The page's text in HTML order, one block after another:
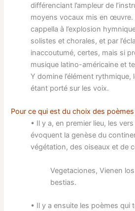
différenciant l’ampleur de
moyens vocaux mis en
cappella à l’explosion
solistes et chorales, et par
inaccoutumé, certes, mais si
musique latino-américaine et
Y domine l’élément
étant porté sur les voix.
Pour ce qui est du choix des
• Il y a, en premier lieu, les
évoquent la genèse du
végétation, des oiseaux et de
Vegetaciones, Vienen
bestias.
• Il y a ensuite les poèmes qui